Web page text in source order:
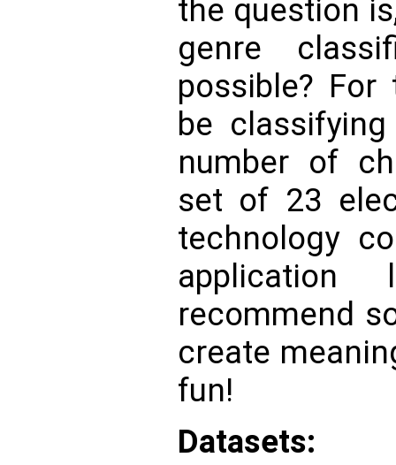
the question
genre
possible?
be
number of
set of 23
technology
recommend
create
fun!
Datasets: